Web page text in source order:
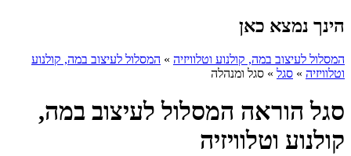
הינך נמצא כאן
המסלול לעיצוב במה, קולנוע וטלוויזיה » המסלול לעיצוב במה, קולנוע
וטלוויזיה » סגל » סגל ומנהלה
סגל הוראה המסלול לעיצוב במה,
קולנוע וטלוויזיה